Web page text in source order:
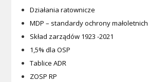
Działania ratownicze
MDP – standardy ochrony małoletnich
Skład zarządów 1923 -2021
1,5% dla OSP
Tablice ADR
ZOSP RP